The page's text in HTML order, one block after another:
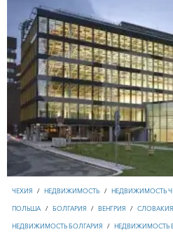
ЧЕХИЯ / НЕДВИЖИМОСТЬ / НЕДВИЖИМОСТЬ
ПОЛЬША / БОЛГАРИЯ / ВЕНГРИЯ / СЛОВАКИЯ
НЕДВИЖИМОСТЬ БОЛГАРИЯ / НЕДВИЖИМОСТЬ